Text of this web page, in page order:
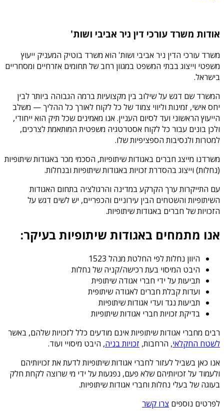
אודות משרד עורכי דין ניר אביבי ושות'
משרד עורכי הדין ניר אביבי ושות' הוא משרד בוטיק המעניק ייעוץ
משפטי וייצוג בבתי המשפט במגוון רחב של תחומים אזרחיים ומסחריים
בישראל.
המשרד שם דגש על שילוב בין מקצועיות ברמה הגבוהה ביותר לבין
יחס אישי, זמינות וליווי צמוד של כל לקוח לאורך כל ההליך — משלב
הייעוץ הראשוני ועד לסיום העניין. אנו מאמינים שכל תיק הוא ייחודי,
ולכן בונים עבור כל לקוח אסטרטגיה משפטית המותאמת לצרכים,
למטרות ולנסיבות הספציפיות שלו.
משרדנו מייצג חברים באגודות שיתופיות, הסכמי מכר באגודות שיתופיות
(נחלות) וייצוג בהסדרת זכויות באגודות שיתופיות ובנחלות.
עם התייקרות ערך הקרקע במדינה והרגולציה בתחום האגודות
השיתופיות והשטחים הבין עירוניים והכפריים, יש לשים דגש על
הזכויות של חברים באגודות שיתופיות.
אנו מתמחים באגודות שיתופיות בעיקר:
היוון נחלות לפי החלטת מנהל 1523
היבט המיסוי בעת רכישה/קניה של נחלות
תביעות על ידי חברי אגודה שיתופית
ועדות קבלת חברים לאגודה שיתופית
תביעות נגד ועדי אגודות שיתופיות
בדיקת זכויות חברי אגודות שיתופיות
רבים מחברי אגודות שיתופיות אינם מודעים כלל לזכויות שלהם, באשר
לשטח החקלאי, הרחבות, זכויות בניה, היבט מיסויי ועוד.
אנו כאן בשביל לעזור לחברי אגודות שיתופיות לדעת את זכויותיהם
ולעמוד על זכויותיהם שלא פעם, נפגעות על ידי מי שרוצה לקחת חלק
בעוגה של בעלי נחלות וחברי אגודות שיתופיות.
לפרטים נוספים צרו קשר